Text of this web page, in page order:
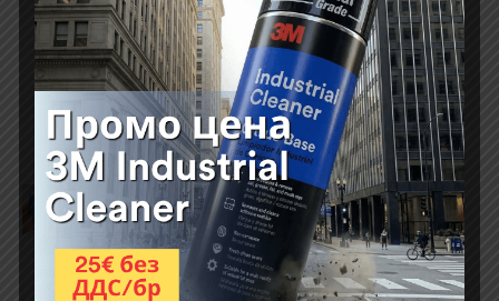
риска от наранявания по време на
различни задачи.
Размер: XL
SOTT Emblem Removal Tool –
премахване на емблеми
SOTT Emblem Removal Tool e
безопасен и ефективен начин да
44.30 лв.
(22.65 €)